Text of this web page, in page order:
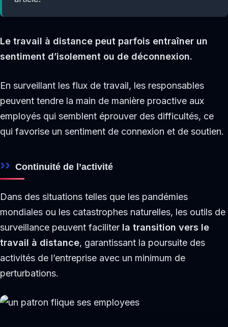
Le travail à distance peut parfois entraîner un
sentiment d’isolement ou de déconnexion.
En surveillant les flux de travail, les responsables
peuvent tendre la main de manière proactive aux
employés qui semblent éprouver des difficultés, ce
qui favorise un sentiment de connexion et de soutien.
Continuité de l’activité
Dans des situations telles que les pandémies
mondiales ou les catastrophes naturelles, les outils de
surveillance peuvent faciliter la transition vers le
travail à distance, garantissant la poursuite des
activités de l’entreprise avec un minimum de
perturbations.